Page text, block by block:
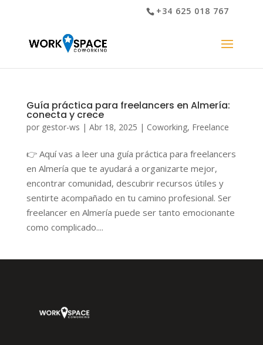
+34 625 018 767
Guía práctica para freelancers en Almería:
conecta y crece
por gestor-ws | Abr 18, 2025 | Coworking, Freelance
👉 Aquí vas a leer una guía práctica para freelancers
en Almería que te ayudará a organizarte mejor,
encontrar comunidad, descubrir recursos útiles y
sentirte acompañado en tu camino profesional. Ser
freelancer en Almería puede ser tanto emocionante
como complicado....